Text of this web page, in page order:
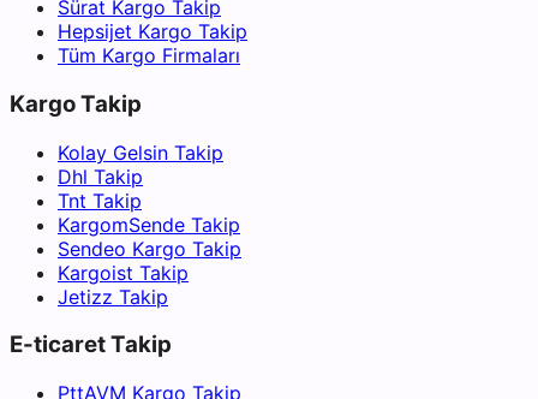
Sürat Kargo Takip
Hepsijet Kargo Takip
Tüm Kargo Firmaları
Kargo Takip
Kolay Gelsin Takip
Dhl Takip
Tnt Takip
KargomSende Takip
Sendeo Kargo Takip
Kargoist Takip
Jetizz Takip
E-ticaret Takip
PttAVM Kargo Takip